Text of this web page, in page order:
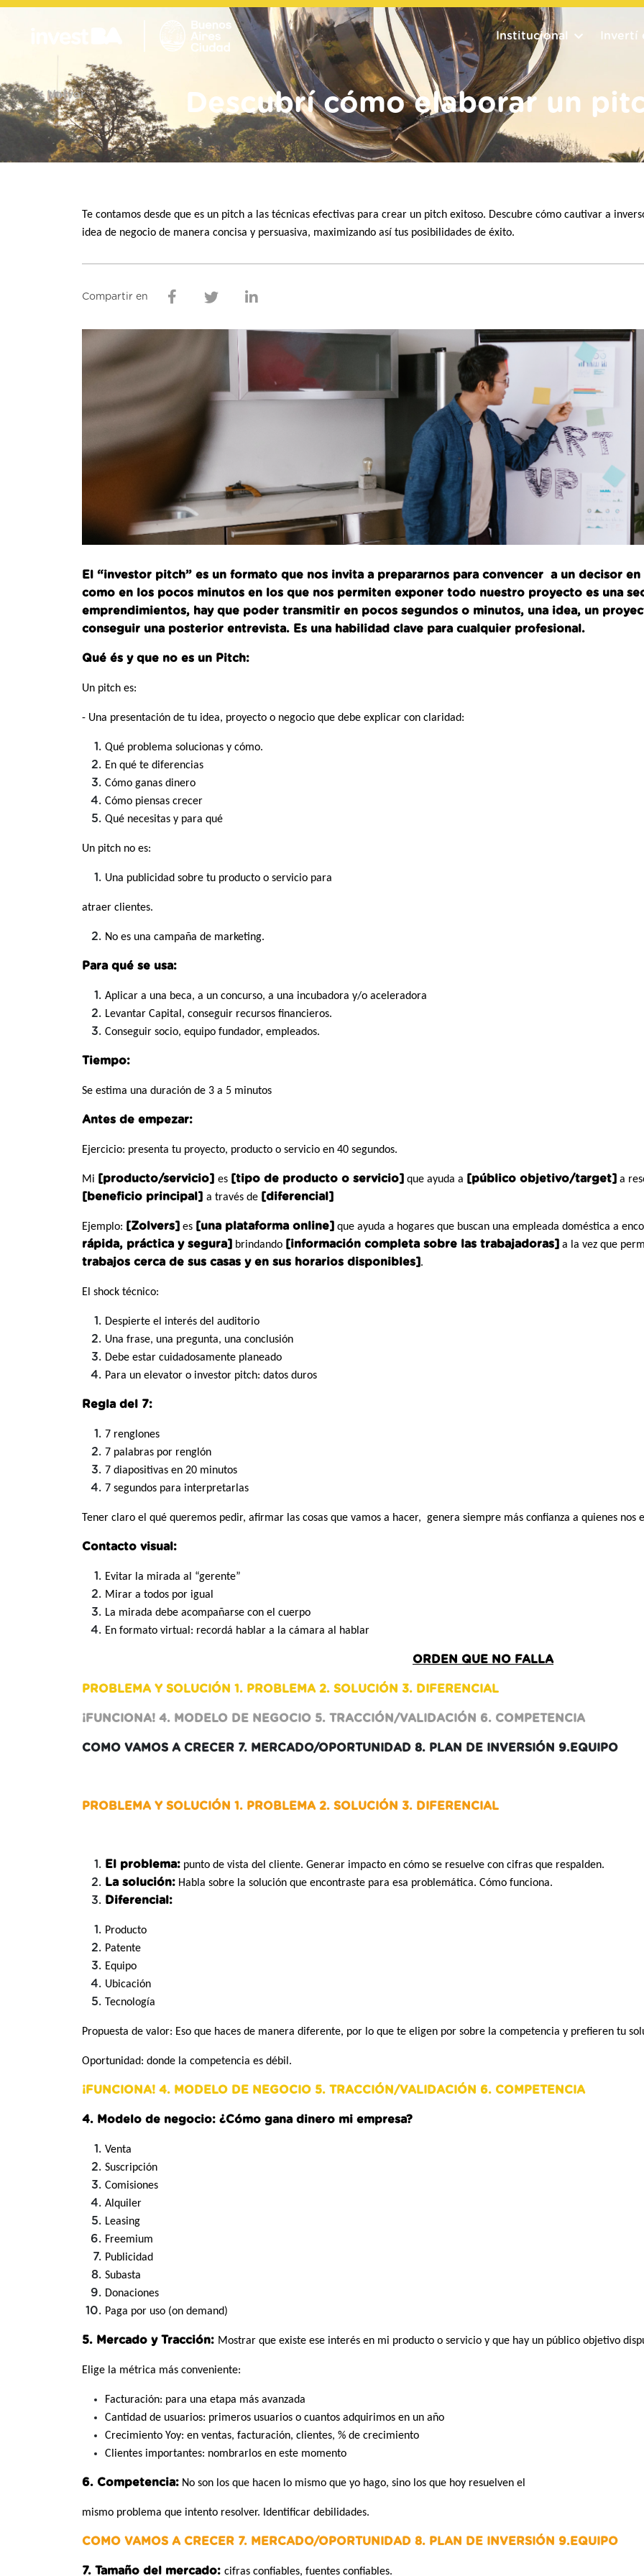
Institucional Invertí
Volver Descubrí cómo elaborar un
Te contamos desde que es un pitch a las técnicas efectivas para crear un pitch exitoso. Descubre cómo cautivar a
idea de negocio de manera concisa y persuasiva, maximizando así tus posibilidades de éxito.
Compartir en
El “investor pitch” es un formato que nos invita a prepararnos para convencer a un decisor
como en los pocos minutos en los que nos permiten exponer todo nuestro proyecto es una
emprendimientos, hay que poder transmitir en pocos segundos o minutos, una idea, un
conseguir una posterior entrevista. Es una habilidad clave para cualquier profesional.
Qué és y que no es un Pitch:
Un pitch es:
- Una presentación de tu idea, proyecto o negocio que debe explicar con claridad:
Qué problema solucionas y cómo.
En qué te diferencias
Cómo ganas dinero
Cómo piensas crecer
Qué necesitas y para qué
Un pitch no es:
Una publicidad sobre tu producto o servicio para
atraer clientes.
No es una campaña de marketing.
Para qué se usa:
Aplicar a una beca, a un concurso, a una incubadora y/o aceleradora
Levantar Capital, conseguir recursos financieros.
Conseguir socio, equipo fundador, empleados.
Tiempo:
Se estima una duración de 3 a 5 minutos
Antes de empezar:
Ejercicio: presenta tu proyecto, producto o servicio en 40 segundos.
Mi [producto/servicio] es [tipo de producto o servicio] que ayuda a [público objetivo/target] a
[beneficio principal] a través de [diferencial]
Ejemplo: [Zolvers] es [una plataforma online] que ayuda a hogares que buscan una empleada doméstica a
rápida, práctica y segura] brindando [información completa sobre las trabajadoras] a la vez que
trabajos cerca de sus casas y en sus horarios disponibles] .
El shock técnico:
Despierte el interés del auditorio
Una frase, una pregunta, una conclusión
Debe estar cuidadosamente planeado
Para un elevator o investor pitch: datos duros
Regla del 7:
7 renglones
7 palabras por renglón
7 diapositivas en 20 minutos
7 segundos para interpretarlas
Tener claro el qué queremos pedir, afirmar las cosas que vamos a hacer, genera siempre más confianza a quienes nos
Contacto visual:
Evitar la mirada al “gerente”
Mirar a todos por igual
La mirada debe acompañarse con el cuerpo
En formato virtual: recordá hablar a la cámara al hablar
ORDEN QUE NO FALLA
PROBLEMA Y SOLUCIÓN 1. PROBLEMA 2. SOLUCIÓN 3. DIFERENCIAL
¡FUNCIONA! 4. MODELO DE NEGOCIO 5. TRACCIÓN/VALIDACIÓN 6. COMPETENCIA
COMO VAMOS A CRECER 7. MERCADO/OPORTUNIDAD 8. PLAN DE INVERSIÓN 9.EQUIPO
PROBLEMA Y SOLUCIÓN 1. PROBLEMA 2. SOLUCIÓN 3. DIFERENCIAL
El problema: punto de vista del cliente. Generar impacto en cómo se resuelve con cifras que respalden.
La solución: Habla sobre la solución que encontraste para esa problemática. Cómo funciona.
Diferencial:
Producto
Patente
Equipo
Ubicación
Tecnología
Propuesta de valor: Eso que haces de manera diferente, por lo que te eligen por sobre la competencia y prefieren tu
Oportunidad: donde la competencia es débil.
¡FUNCIONA! 4. MODELO DE NEGOCIO 5. TRACCIÓN/VALIDACIÓN 6. COMPETENCIA
4. Modelo de negocio: ¿Cómo gana dinero mi empresa?
Venta
Suscripción
Comisiones
Alquiler
Leasing
Freemium
Publicidad
Subasta
Donaciones
Paga por uso (on demand)
5. Mercado y Tracción: Mostrar que existe ese interés en mi producto o servicio y que hay un público objetivo
Elige la métrica más conveniente:
Facturación: para una etapa más avanzada
Cantidad de usuarios: primeros usuarios o cuantos adquirimos en un año
Crecimiento Yoy: en ventas, facturación, clientes, % de crecimiento
Clientes importantes: nombrarlos en este momento
6. Competencia: No son los que hacen lo mismo que yo hago, sino los que hoy resuelven el
mismo problema que intento resolver. Identificar debilidades.
COMO VAMOS A CRECER 7. MERCADO/OPORTUNIDAD 8. PLAN DE INVERSIÓN 9.EQUIPO
7. Tamaño del mercado: cifras confiables, fuentes confiables.